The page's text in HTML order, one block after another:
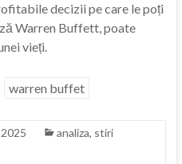
decizii pe care le poți
Warren Buffett, poate
vieți.
warren buffet
analiza, stiri